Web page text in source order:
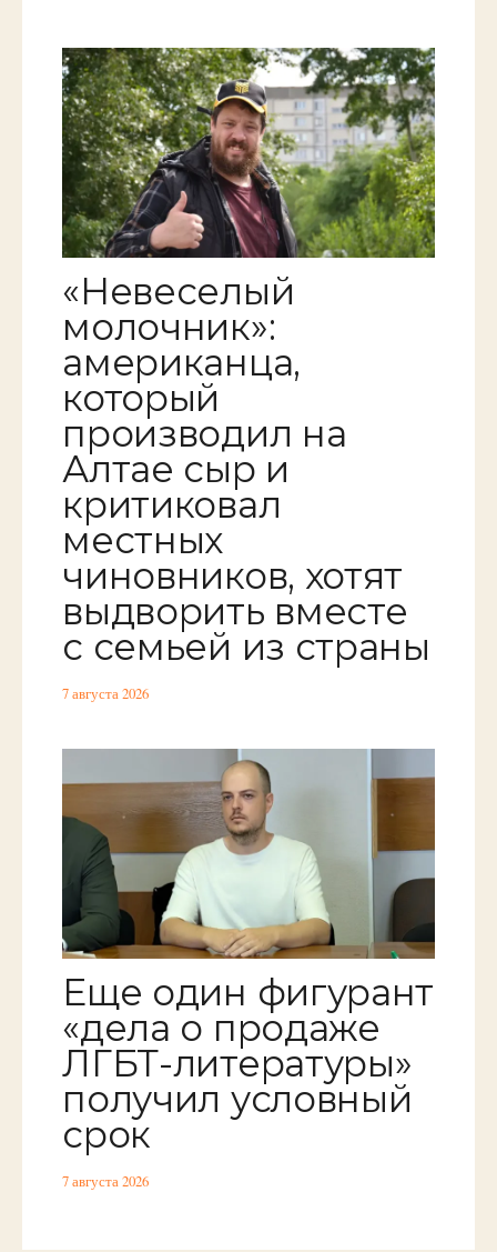
«Невеселый
молочник»:
американца,
который
производил на
Алтае сыр и
критиковал
местных
чиновников, хотят
выдворить вместе
с семьей из страны
7 августа 2026
Еще один фигурант
«дела о продаже
ЛГБТ-литературы»
получил условный
срок
7 августа 2026